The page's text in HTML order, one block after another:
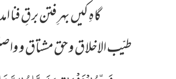
گاہِ کیں بہرِ فتن برقِ فنا
طیّب الاخلاق و حق مشتاق و